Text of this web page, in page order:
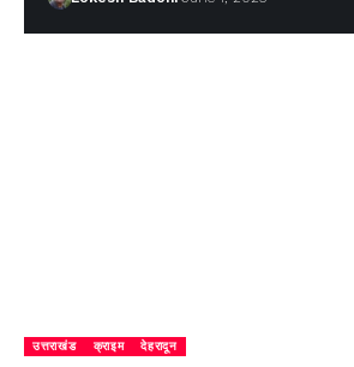
उत्तराखंड क्राइम देहरादून